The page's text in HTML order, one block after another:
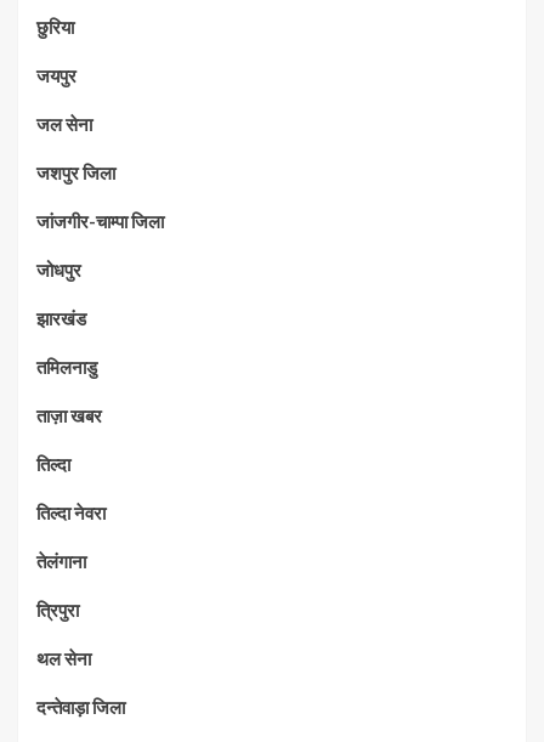
छुरिया
जयपुर
जल सेना
जशपुर जिला
जांजगीर-चाम्पा जिला
जोधपुर
झारखंड
तमिलनाडु
ताज़ा खबर
तिल्दा
तिल्दा नेवरा
तेलंगाना
त्रिपुरा
थल सेना
दन्तेवाड़ा जिला